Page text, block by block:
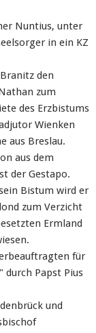
Nuntius, unter
in ein KZ
den
zum
des Erzbistums
Wienken
aus Breslau.
aus dem
der Gestapo.
Bistum wird er
zum Verzicht
Ermland
für
durch Papst Pius
und